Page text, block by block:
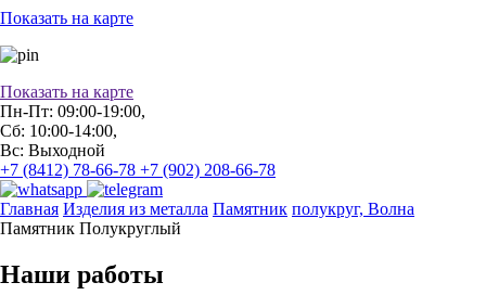
Показать на карте
Показать на карте
Пн-Пт: 09:00-19:00,
Сб: 10:00-14:00,
Вс: Выходной
+7 (8412) 78-66-78 +7 (902) 208-66-78
Главная Изделия из металла Памятник полукруг, Волна
Памятник Полукруглый
Наши работы